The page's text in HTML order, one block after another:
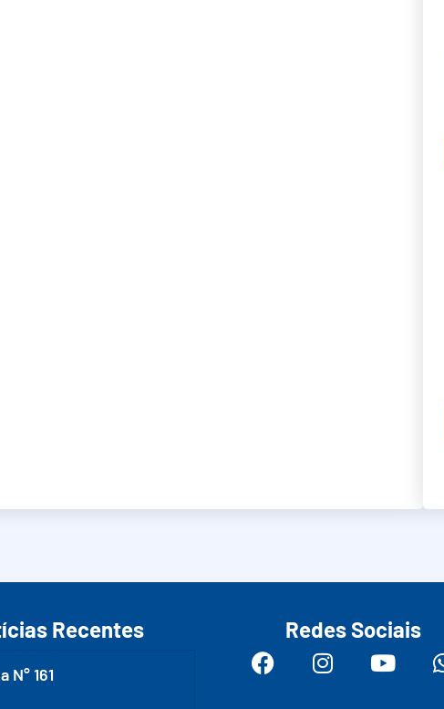
Recentes
N° 161
Redes Sociais